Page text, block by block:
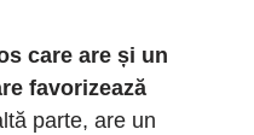
care are și un
favorizează
parte, are un